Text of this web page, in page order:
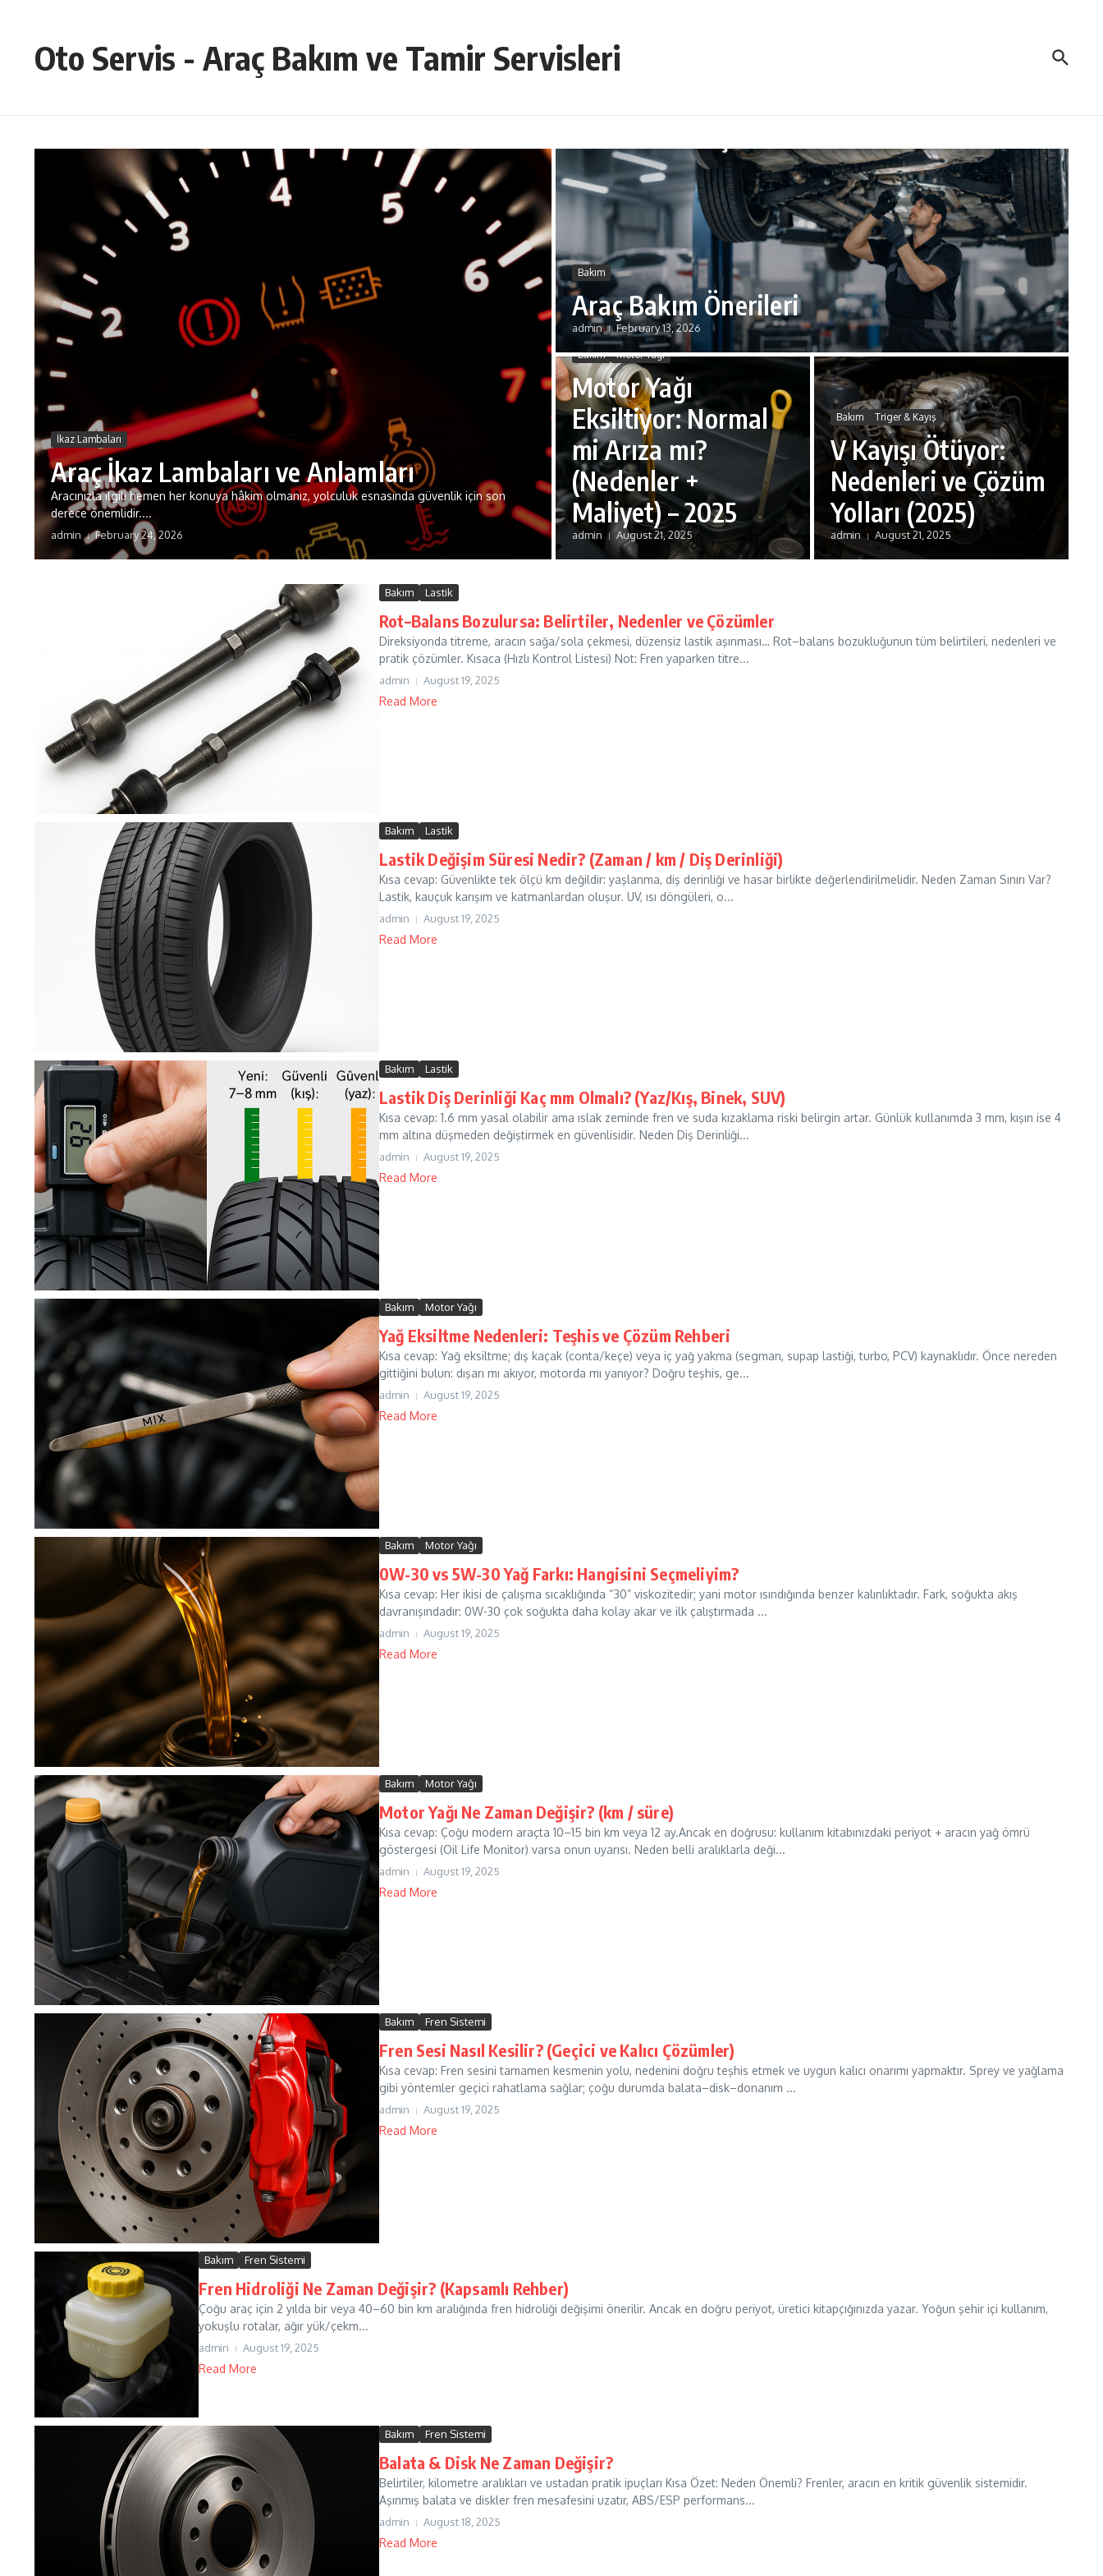
Oto Servis - Araç Bakım ve Tamir Servisleri
İkaz Lambaları
Araç İkaz Lambaları ve Anlamları
Aracınızla ilgili hemen her konuya hâkim olmanız, yolculuk esnasında güvenlik için son
derece önemlidir....
admin February 24, 2026
Bakım
Araç Bakım Önerileri
admin February 13, 2026
Bakım Motor Yağı
Motor Yağı
Eksiltiyor: Normal
mi Arıza mı?
(Nedenler +
Maliyet) – 2025
admin August 21, 2025
Bakım Triger & Kayış
V Kayışı Ötüyor:
Nedenleri ve Çözüm
Yolları (2025)
admin August 21, 2025
Bakım Lastik
Rot–Balans Bozulursa: Belirtiler, Nedenler ve Çözümler
Direksiyonda titreme, aracın sağa/sola çekmesi, düzensiz lastik aşınması… Rot–balans bozukluğunun tüm belirtileri, nedenleri ve
pratik çözümler. Kısaca (Hızlı Kontrol Listesi) Not: Fren yaparken titre...
admin August 19, 2025
Read More
Bakım Lastik
Lastik Değişim Süresi Nedir? (Zaman / km / Diş Derinliği)
Kısa cevap: Güvenlikte tek ölçü km değildir: yaşlanma, diş derinliği ve hasar birlikte değerlendirilmelidir. Neden Zaman Sınırı Var?
Lastik, kauçuk karışım ve katmanlardan oluşur. UV, ısı döngüleri, o...
admin August 19, 2025
Read More
Bakım Lastik
Lastik Diş Derinliği Kaç mm Olmalı? (Yaz/Kış, Binek, SUV)
Kısa cevap: 1.6 mm yasal olabilir ama ıslak zeminde fren ve suda kızaklama riski belirgin artar. Günlük kullanımda 3 mm, kışın ise 4
mm altına düşmeden değiştirmek en güvenlisidir. Neden Diş Derinliği...
admin August 19, 2025
Read More
Bakım Motor Yağı
Yağ Eksiltme Nedenleri: Teşhis ve Çözüm Rehberi
Kısa cevap: Yağ eksiltme; dış kaçak (conta/keçe) veya iç yağ yakma (segman, supap lastiği, turbo, PCV) kaynaklıdır. Önce nereden
gittiğini bulun: dışarı mı akıyor, motorda mı yanıyor? Doğru teşhis, ge...
admin August 19, 2025
Read More
Bakım Motor Yağı
0W-30 vs 5W-30 Yağ Farkı: Hangisini Seçmeliyim?
Kısa cevap: Her ikisi de çalışma sıcaklığında “30” viskozitedir; yani motor ısındığında benzer kalınlıktadır. Fark, soğukta akış
davranışındadır: 0W-30 çok soğukta daha kolay akar ve ilk çalıştırmada ...
admin August 19, 2025
Read More
Bakım Motor Yağı
Motor Yağı Ne Zaman Değişir? (km / süre)
Kısa cevap: Çoğu modern araçta 10–15 bin km veya 12 ay.Ancak en doğrusu: kullanım kitabınızdaki periyot + aracın yağ ömrü
göstergesi (Oil Life Monitor) varsa onun uyarısı. Neden belli aralıklarla deği...
admin August 19, 2025
Read More
Bakım Fren Sistemi
Fren Sesi Nasıl Kesilir? (Geçici ve Kalıcı Çözümler)
Kısa cevap: Fren sesini tamamen kesmenin yolu, nedenini doğru teşhis etmek ve uygun kalıcı onarımı yapmaktır. Sprey ve yağlama
gibi yöntemler geçici rahatlama sağlar; çoğu durumda balata–disk–donanım ...
admin August 19, 2025
Read More
Bakım Fren Sistemi
Fren Hidroliği Ne Zaman Değişir? (Kapsamlı Rehber)
Çoğu araç için 2 yılda bir veya 40–60 bin km aralığında fren hidroliği değişimi önerilir. Ancak en doğru periyot, üretici kitapçığınızda yazar. Yoğun şehir içi kullanım,
yokuşlu rotalar, ağır yük/çekm...
admin August 19, 2025
Read More
Bakım Fren Sistemi
Balata & Disk Ne Zaman Değişir?
Belirtiler, kilometre aralıkları ve ustadan pratik ipuçları Kısa Özet: Neden Önemli? Frenler, aracın en kritik güvenlik sistemidir.
Aşınmış balata ve diskler fren mesafesini uzatır, ABS/ESP performans...
admin August 18, 2025
Read More